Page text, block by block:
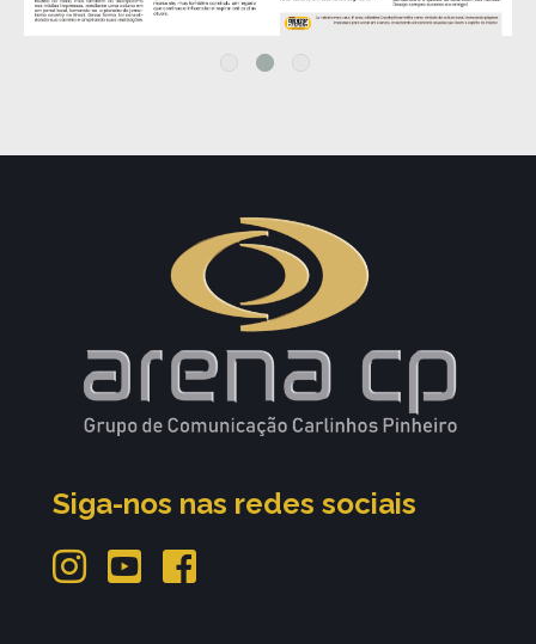
Siga-nos nas redes sociais